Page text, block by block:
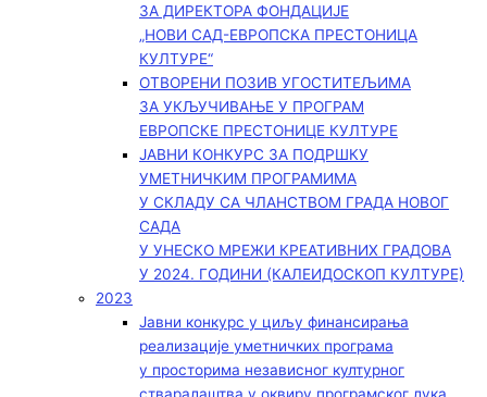
ЗА ДИРЕКТОРА ФОНДАЦИЈЕ
„НОВИ САД-ЕВРОПСКА ПРЕСТОНИЦА
КУЛТУРЕ“
ОТВОРЕНИ ПОЗИВ УГОСТИТЕЉИМА
ЗА УКЉУЧИВАЊЕ У ПРОГРАМ
ЕВРОПСКЕ ПРЕСТОНИЦЕ КУЛТУРЕ
ЈАВНИ КОНКУРС ЗА ПОДРШКУ
УМЕТНИЧКИМ ПРОГРАМИМА
У СКЛАДУ СА ЧЛАНСТВОМ ГРАДА НОВОГ
САДА
У УНЕСКО МРЕЖИ КРЕАТИВНИХ ГРАДОВА
У 2024. ГОДИНИ (КАЛЕИДОСКОП КУЛТУРЕ)
2023
Јавни конкурс у циљу финансирања
реализације уметничких програма
у просторима независног културног